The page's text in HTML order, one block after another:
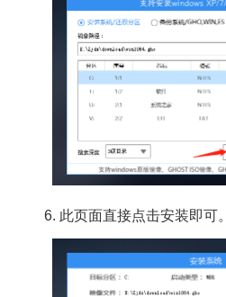
6. 此页面直接点击安装即可。